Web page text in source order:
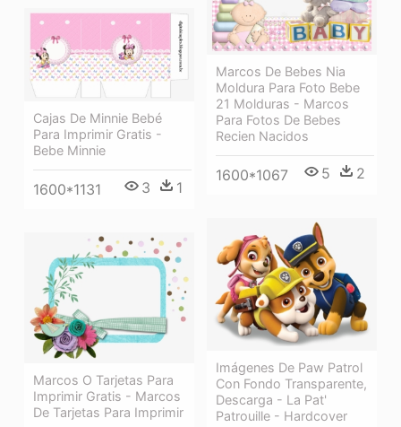
Marcos De Bebes Nia
Moldura Para Foto Bebe
21 Molduras - Marcos
Para Fotos De Bebes
Recien Nacidos
1600*1067 5 2
Cajas De Minnie Bebé
Para Imprimir Gratis -
Bebe Minnie
1600*1131 3 1
Imágenes De Paw Patrol
Con Fondo Transparente,
Descarga - La Pat'
Patrouille - Hardcover
Marcos O Tarjetas Para
Imprimir Gratis - Marcos
De Tarjetas Para Imprimir